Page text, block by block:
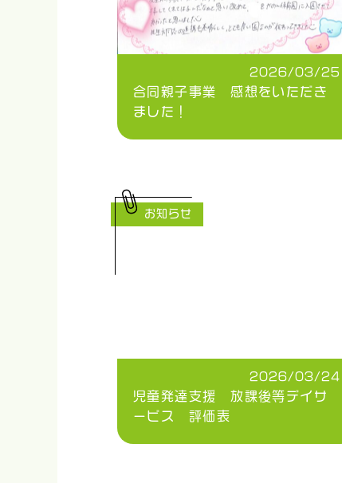
2026/03/25
合同親子事業 感想をいただき
ました！
2026/03/24
児童発達支援 放課後等デイサ
ービス 評価表
お知らせ